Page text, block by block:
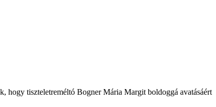
hogy tiszteletreméltó Bogner Mária Margit boldoggá avatásáért